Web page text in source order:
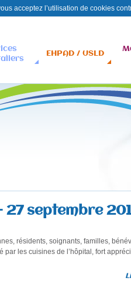
contenu
site
EHPAD / USLD
27 septembre
résidents, soignants, familles,
par les cuisines de l’hôpital, fort
acceptez l’utilisation de cookies